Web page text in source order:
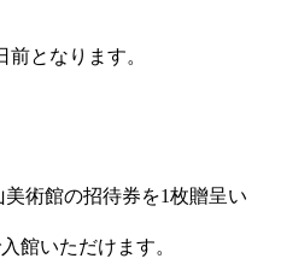
となります。
術館の招待券を1枚贈呈い
館いただけます。